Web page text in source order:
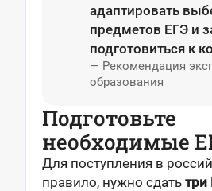
адаптировать
предметов ЕГЭ и
подготовиться к
— Рекомендация
образования
Подготовьте
необходимые
Для поступления в
правило, нужно сдать три